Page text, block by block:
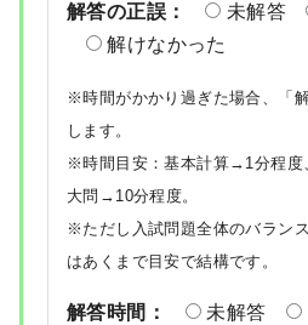
解答の正誤： 未解答
解けなかった
※時間がかかり過ぎた場合、「
します。
※時間目安：基本計算→1分程度
大問→10分程度。
※ただし入試問題全体のバラン
はあくまで目安で結構です。
解答時間： 未解答